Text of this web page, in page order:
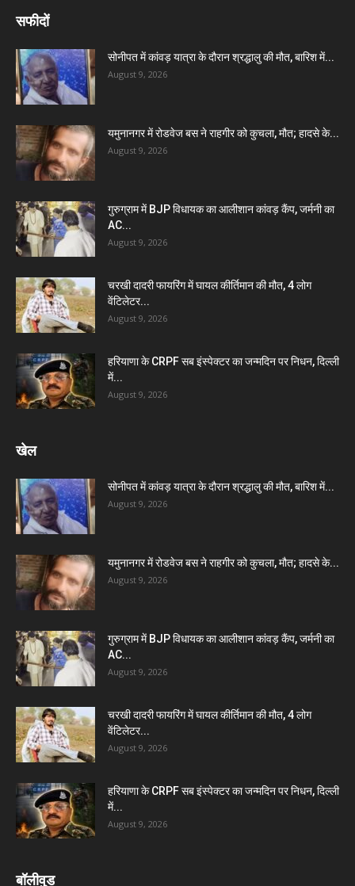
सफीदों
सोनीपत में कांवड़ यात्रा के दौरान श्रद्धालु की मौत, बारिश में...
August 9, 2026
यमुनानगर में रोडवेज बस ने राहगीर को कुचला, मौत; हादसे के...
August 9, 2026
गुरुग्राम में BJP विधायक का आलीशान कांवड़ कैंप, जर्मनी का
AC...
August 9, 2026
चरखी दादरी फायरिंग में घायल कीर्तिमान की मौत, 4 लोग
वेंटिलेटर...
August 9, 2026
हरियाणा के CRPF सब इंस्पेक्टर का जन्मदिन पर निधन, दिल्ली
में...
August 9, 2026
खेल
सोनीपत में कांवड़ यात्रा के दौरान श्रद्धालु की मौत, बारिश में...
August 9, 2026
यमुनानगर में रोडवेज बस ने राहगीर को कुचला, मौत; हादसे के...
August 9, 2026
गुरुग्राम में BJP विधायक का आलीशान कांवड़ कैंप, जर्मनी का
AC...
August 9, 2026
चरखी दादरी फायरिंग में घायल कीर्तिमान की मौत, 4 लोग
वेंटिलेटर...
August 9, 2026
हरियाणा के CRPF सब इंस्पेक्टर का जन्मदिन पर निधन, दिल्ली
में...
August 9, 2026
बॉलीवुड